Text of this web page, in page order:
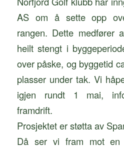
AS om å sette opp
rangen. Dette medfører
heilt stengt i
over påske, og byggetid
plasser under tak. Vi
igjen rundt 1 mai,
framdrift.
Prosjektet er støtta av
Då ser vi fram mot